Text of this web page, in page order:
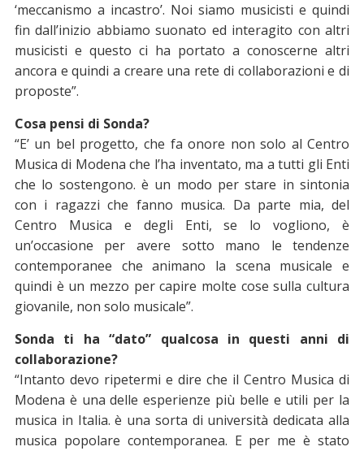
‘meccanismo a incastro’. Noi siamo musicisti e quindi
fin dall’inizio abbiamo suonato ed interagito con altri
musicisti e questo ci ha portato a conoscerne altri
ancora e quindi a creare una rete di collaborazioni e di
proposte”.
Cosa pensi di Sonda?
“E’ un bel progetto, che fa onore non solo al Centro
Musica di Modena che l’ha inventato, ma a tutti gli Enti
che lo sostengono. è un modo per stare in sintonia
con i ragazzi che fanno musica. Da parte mia, del
Centro Musica e degli Enti, se lo vogliono, è
un’occasione per avere sotto mano le tendenze
contemporanee che animano la scena musicale e
quindi è un mezzo per capire molte cose sulla cultura
giovanile, non solo musicale”.
Sonda ti ha “dato” qualcosa in questi anni di
collaborazione?
“Intanto devo ripetermi e dire che il Centro Musica di
Modena è una delle esperienze più belle e utili per la
musica in Italia. è una sorta di università dedicata alla
musica popolare contemporanea. E per me è stato